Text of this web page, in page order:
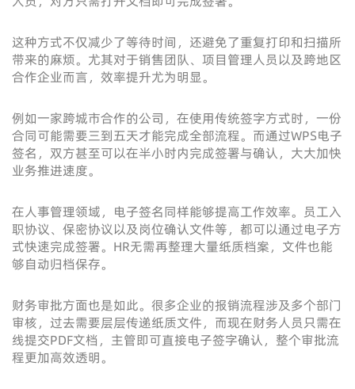
这种方式不仅减少了等待时间，还避免了重复打印和扫描所
带来的麻烦。尤其对于销售团队、项目管理人员以及跨地区
合作企业而言，效率提升尤为明显。
例如一家跨城市合作的公司，在使用传统签字方式时，一份
合同可能需要三到五天才能完成全部流程。而通过WPS电子
签名，双方甚至可以在半小时内完成签署与确认，大大加快
业务推进速度。
在人事管理领域，电子签名同样能够提高工作效率。员工入
职协议、保密协议以及岗位确认文件等，都可以通过电子方
式快速完成签署。HR无需再整理大量纸质档案，文件也能
够自动归档保存。
财务审批方面也是如此。很多企业的报销流程涉及多个部门
审核，过去需要层层传递纸质文件，而现在财务人员只需在
线提交PDF文档，主管即可直接电子签字确认，整个审批流
程更加高效透明。